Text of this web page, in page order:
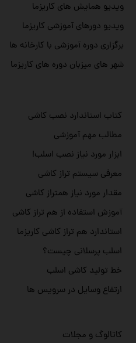
ویدیو همایش های کاریزما
ویدیو دورهای آموزشی کاریزما
برگزاری دوره آموزشی با کارخانه ها
شهر های میزبان دوره های کاریزما
کاتالوگ و مجلات
کتاب استاندارد نصب کاشی
مطالب مهم آموزشی
ابزار مورد نیاز نصب اسلب!
معرفی سیستم تراز کاشی
مقدار مورد نیاز همتراز کاشی
آموزش استفاده از هم تراز کاشی
استاندارد هم تراز کاشی کاریزما
اسلب پرسلانی چیست؟
خط تولید کاشی اسلب
ارتفاع وسایل در سرویس ها